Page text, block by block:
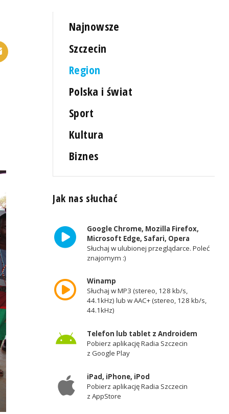
Najnowsze
Szczecin
Region
Polska i świat
Sport
Kultura
Biznes
Jak nas słuchać
Google Chrome, Mozilla Firefox,
Microsoft Edge, Safari, Opera
Słuchaj w ulubionej przeglądarce. Poleć
znajomym :)
Winamp
Słuchaj w MP3 (stereo, 128 kb/s,
44.1kHz) lub w AAC+ (stereo, 128 kb/s,
44.1kHz)
Telefon lub tablet z Androidem
Pobierz aplikację Radia Szczecin
z Google Play
iPad, iPhone, iPod
Pobierz aplikację Radia Szczecin
z AppStore